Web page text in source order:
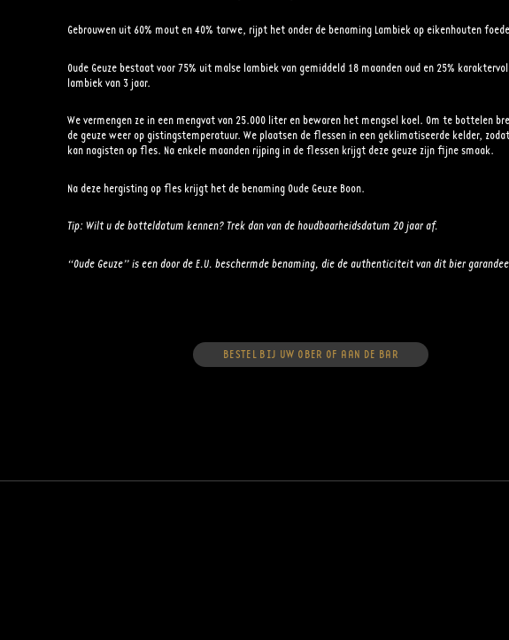
Gebrouwen uit 60% mout en 40% tarwe, rijpt het onder de benaming Lambiek op eikenhouten
Oude Geuze bestaat voor 75% uit malse lambiek van gemiddeld 18 maanden oud en 25%
lambiek van 3 jaar.
We vermengen ze in een mengvat van 25.000 liter en bewaren het mengsel koel. Om te bottelen
de geuze weer op gistingstemperatuur. We plaatsen de flessen in een geklimatiseerde kelder,
kan nagisten op fles. Na enkele maanden rijping in de flessen krijgt deze geuze zijn fijne smaak.
Na deze hergisting op fles krijgt het de benaming Oude Geuze Boon.
Tip: Wilt u de botteldatum kennen? Trek dan van de houdbaarheidsdatum 20 jaar af.
“Oude Geuze” is een door de E.U. beschermde benaming, die de authenticiteit van dit bier
BESTEL BIJ UW OBER OF AAN DE BAR